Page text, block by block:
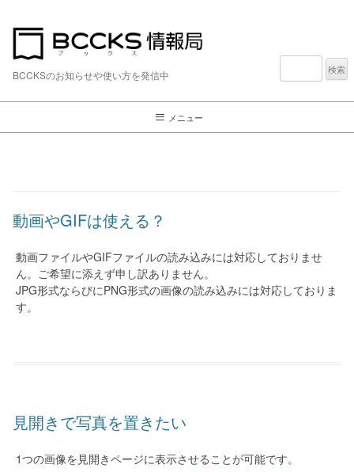
BCCKSのお知らせや使い方を発信中
検
メニュー
動画やGIFは使える？
動画ファイルやGIFファイルの読み込みには対応しておりませ
ん。ご希望に添えず申し訳ありません。
JPG形式ならびにPNG形式の画像の読み込みには対応しておりま
す。
見開きで写真を置きたい
1つの画像を見開きページに表示させることが可能です。